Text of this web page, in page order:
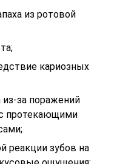
из ротовой
кариозных
за поражений
протекающими
реакции зубов на